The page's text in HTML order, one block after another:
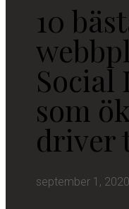
10
Social
som
driver
september 1, 2020